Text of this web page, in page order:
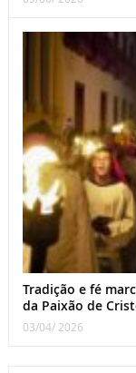
Tradição e fé
da Paixão de
03/04/ 2026